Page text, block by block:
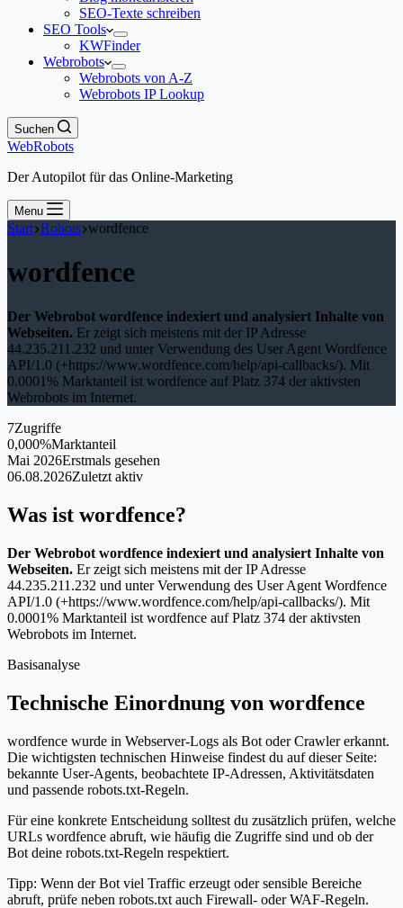
SEO-Texte schreiben
SEO Tools
KWFinder
Webrobots
Webrobots von A-Z
Webrobots IP Lookup
Suchen
WebRobots
Der Autopilot für das Online-Marketing
Menu
Start Robots wordfence
wordfence
Der Webrobot wordfence indexiert und analysiert Inhalte von
Webseiten. Er zeigt sich meistens mit der IP Adresse
44.235.211.232 und unter Verwendung des User Agent Wordfence
API/1.0 (+https://www.wordfence.com/help/api-callbacks/). Mit
0.0001% Marktanteil ist wordfence auf Platz 374 der aktivsten
Webrobots im Internet.
7Zugriffe
0,000%Marktanteil
Mai 2026Erstmals gesehen
06.08.2026Zuletzt aktiv
Was ist wordfence?
Der Webrobot wordfence indexiert und analysiert Inhalte von
Webseiten. Er zeigt sich meistens mit der IP Adresse
44.235.211.232 und unter Verwendung des User Agent Wordfence
API/1.0 (+https://www.wordfence.com/help/api-callbacks/). Mit
0.0001% Marktanteil ist wordfence auf Platz 374 der aktivsten
Webrobots im Internet.
Basisanalyse
Technische Einordnung von wordfence
wordfence wurde in Webserver-Logs als Bot oder Crawler erkannt.
Die wichtigsten technischen Hinweise findest du auf dieser Seite:
bekannte User-Agents, beobachtete IP-Adressen, Aktivitätsdaten
und passende robots.txt-Regeln.
Für eine konkrete Entscheidung solltest du zusätzlich prüfen, welche
URLs wordfence abruft, wie häufig die Zugriffe sind und ob der
Bot deine robots.txt-Regeln respektiert.
Tipp: Wenn der Bot viel Traffic erzeugt oder sensible Bereiche
abruft, prüfe neben robots.txt auch Firewall- oder WAF-Regeln.